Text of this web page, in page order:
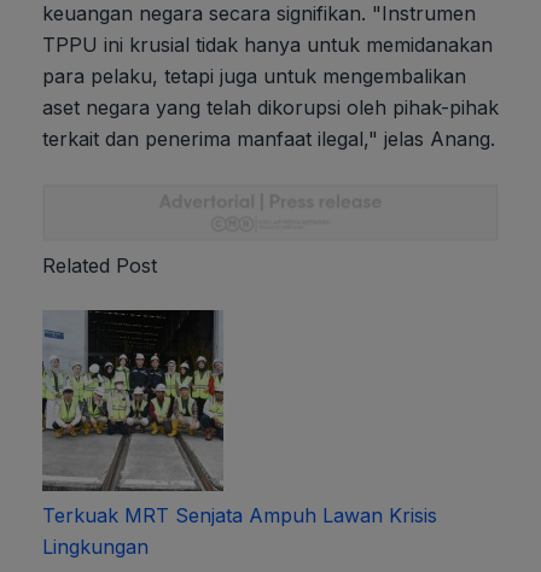
keuangan negara secara signifikan. "Instrumen
TPPU ini krusial tidak hanya untuk memidanakan
para pelaku, tetapi juga untuk mengembalikan
aset negara yang telah dikorupsi oleh pihak-pihak
terkait dan penerima manfaat ilegal," jelas Anang.
Related Post
Terkuak MRT Senjata Ampuh Lawan Krisis
Lingkungan